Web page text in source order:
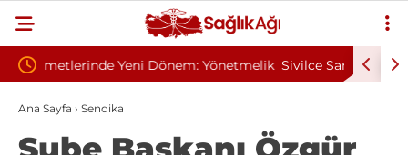
Sivilce Sandı, Cilt Kanseri Çıktı: Ameliyattan 60
Dikişle Uyandı
Ana Sayfa › Sendika